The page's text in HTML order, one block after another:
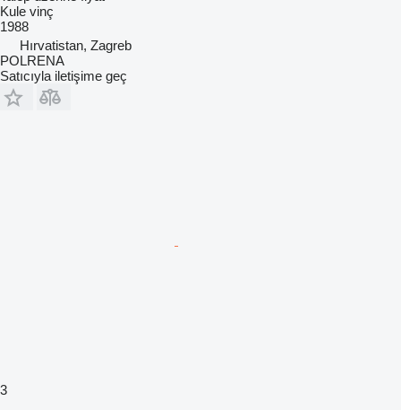
Kule vinç
1988
Hırvatistan, Zagreb
POLRENA
Satıcıyla iletişime geç
3